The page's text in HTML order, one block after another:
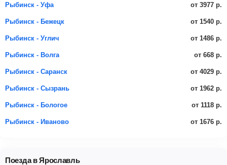
Рыбинск - Уфа от 3977 р.
Рыбинск - Бежецк от 1540 р.
Рыбинск - Углич от 1486 р.
Рыбинск - Волга от 668 р.
Рыбинск - Саранск от 4029 р.
Рыбинск - Сызрань от 1962 р.
Рыбинск - Бологое от 1118 р.
Рыбинск - Иваново от 1676 р.
Поезда в Ярославль